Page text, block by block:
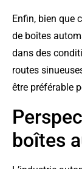
Enfin, bien que
de boîtes
dans des
routes
être préférable
boîtes